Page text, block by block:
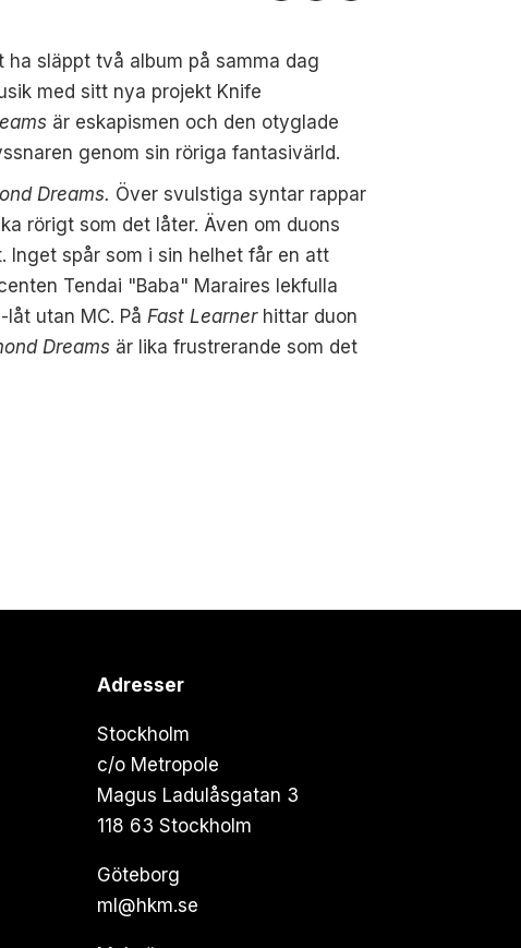
ha släppt två album på samma dag
med sitt nya projekt Knife
är eskapismen och den otyglade
genom sin röriga fantasivärld.
Dreams. Över svulstiga syntar rappar
rörigt som det låter. Även om duons
Inget spår som i sin helhet får en att
Tendai "Baba" Maraires lekfulla
låt utan MC. På Fast Learnerhittar duon
Dreams är lika frustrerande som det
Adresser
Stockholm
c/o Metropole
Magus Ladulåsgatan 3
118 63 Stockholm
Göteborg
ml@hkm.se